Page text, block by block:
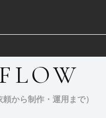
から制作・運用まで）